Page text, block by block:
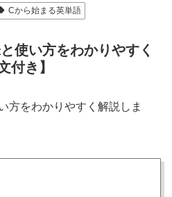
Cから始まる英単語
使い方をわかりやすく
付き】
方をわかりやすく解説しま